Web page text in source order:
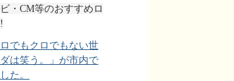
・CM等のおすすめロ
でもクロでもない世
は笑う。」が市内で
た。